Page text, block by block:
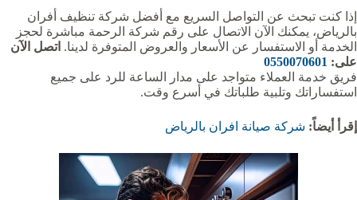
إذا كنت تبحث عن التواصل السريع مع أفضل شركة تنظيف أفران
بالرياض، يمكنك الآن الاتصال على رقم شركة الرحمة مباشرة لحجز
الخدمة أو الاستفسار عن الأسعار والعروض المتوفرة لدينا. اتصل الآن
على: 0550070601
فريق خدمة العملاء متواجد على مدار الساعة للرد على جميع
استفساراتك وتلبية طلباتك في أسرع وقت.
إقرأ أيضاً: شركة صيانة افران بالرياض